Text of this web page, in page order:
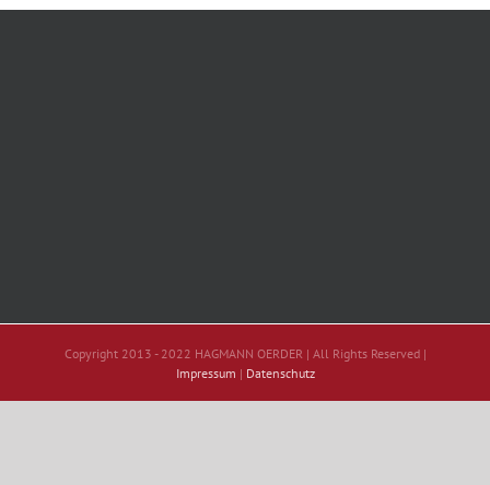
Copyright 2013 - 2022 HAGMANN OERDER | All Rights Reserved |
Impressum | Datenschutz